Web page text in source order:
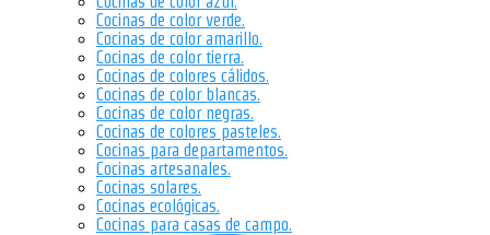
Cocinas de color verde.
Cocinas de color amarillo.
Cocinas de color tierra.
Cocinas de colores cálidos.
Cocinas de color blancas.
Cocinas de color negras.
Cocinas de colores pasteles.
Cocinas para departamentos.
Cocinas artesanales.
Cocinas solares.
Cocinas ecológicas.
Cocinas para casas de campo.